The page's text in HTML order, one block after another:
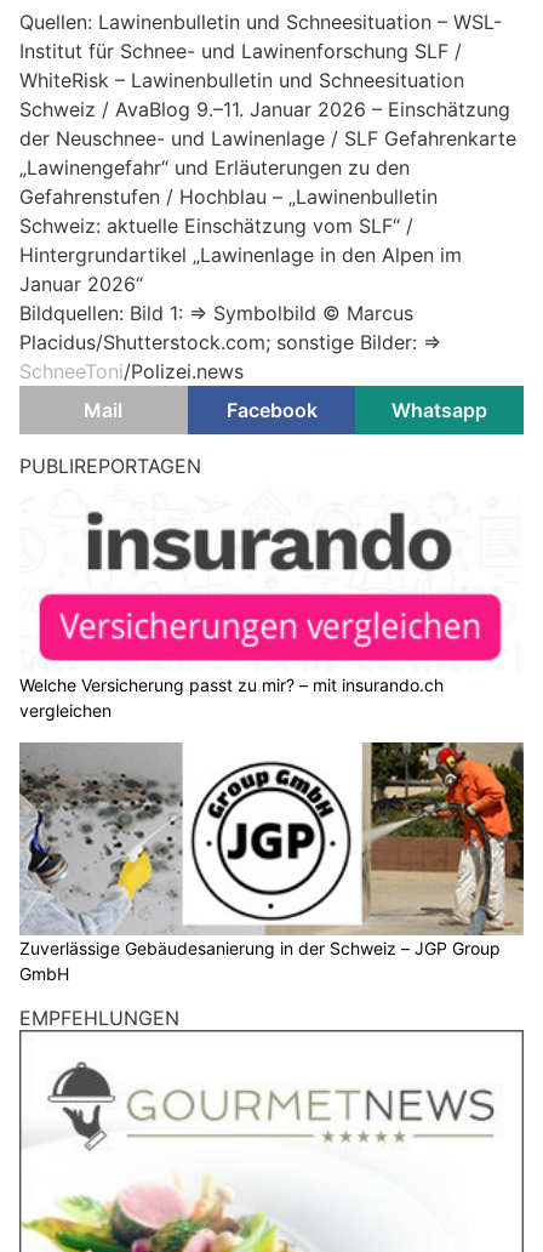
Quellen: Lawinenbulletin und Schneesituation – WSL-
Institut für Schnee- und Lawinenforschung SLF /
WhiteRisk – Lawinenbulletin und Schneesituation
Schweiz / AvaBlog 9.–11. Januar 2026 – Einschätzung
der Neuschnee- und Lawinenlage / SLF Gefahrenkarte
„Lawinengefahr“ und Erläuterungen zu den
Gefahrenstufen / Hochblau – „Lawinenbulletin
Schweiz: aktuelle Einschätzung vom SLF“ /
Hintergrundartikel „Lawinenlage in den Alpen im
Januar 2026“
Bildquellen: Bild 1: => Symbolbild © Marcus
Placidus/Shutterstock.com; sonstige Bilder: =>
SchneeToni/Polizei.news
Mail
Facebook Whatsapp
PUBLIREPORTAGEN
Welche Versicherung passt zu mir? – mit insurando.ch
vergleichen
Zuverlässige Gebäudesanierung in der Schweiz – JGP Group
GmbH
EMPFEHLUNGEN